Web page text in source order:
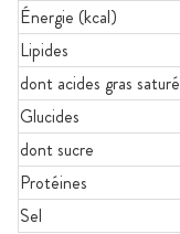
Énergie (kcal)
Lipides
dont acides gras
Glucides
dont sucre
Protéines
Sel